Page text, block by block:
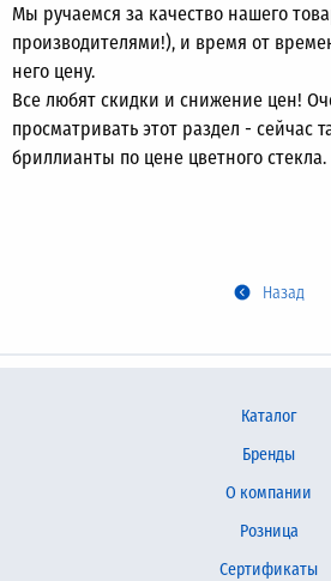
Мы ручаемся за качество нашего
производителями!), и время от
него цену.
Все любят скидки и снижение цен!
просматривать этот раздел - сейчас
бриллианты по цене цветного стекла.
Назад
Каталог
Бренды
О компании
Розница
Сертификаты